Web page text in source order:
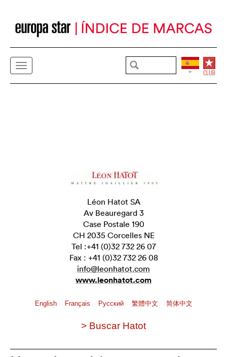
Léon Hatot SA
Av Beauregard 3
Case Postale 190
CH 2035 Corcelles NE
Tel :+41 (0)32 732 26 07
Fax : +41 (0)32 732 26 08
info@leonhatot.com
www.leonhatot.com
English Français Pусский 繁體中文 简体中文
> Buscar Hatot